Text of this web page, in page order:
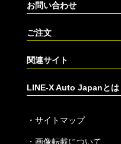
お問い合わせ
ご注文
関連サイト
LINE-X Auto Japanとは
・ サイトマップ
・ 画像転載について